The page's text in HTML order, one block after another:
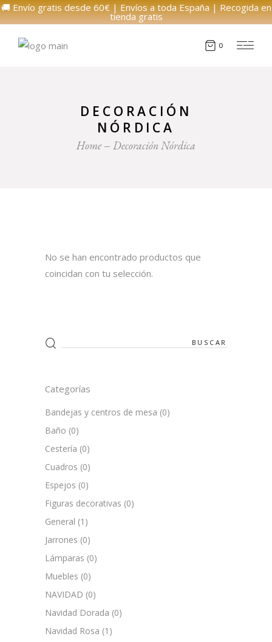
🚚 Envío gratis desde 60€ | Envíos a toda España | Recogida en
tienda gratis
0
DECORACIÓN
NÓRDICA
Home Decoración Nórdica
No se han encontrado productos que
coincidan con tu selección.
Search
for:
Categorías
Bandejas y centros de mesa (0)
Baño (0)
Cestería (0)
Cuadros (0)
Espejos (0)
Figuras decorativas (0)
General (1)
Jarrones (0)
Lámparas (0)
Muebles (0)
NAVIDAD (0)
Navidad Dorada (0)
Navidad Rosa (1)